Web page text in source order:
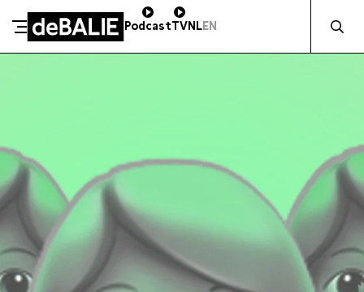
De Balie
PodcastTVNLEN
SCHENK DIRECT
Kassa
020 5535100
14:00–17:00
Café
020 5535100
10:00–23:00